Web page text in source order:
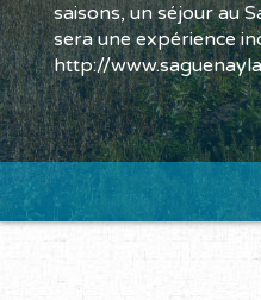
saisons, un séjour au
sera une expérience
http://